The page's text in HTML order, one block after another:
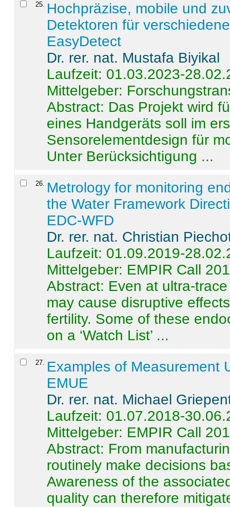
25. Hochpräzise, mobile und
Detektoren für
EasyDetect
Dr. rer. nat. Mustafa Biyikal
Laufzeit: 01.03.2023-
Mittelgeber:
Abstract: Das Projekt wird
eines Handgeräts soll im
Sensorelementdesign für
Unter Berücksichtigung ...
26. Metrology for monitoring
the Water Framework
EDC-WFD
Dr. rer. nat. Christian
Laufzeit: 01.09.2019-
Mittelgeber: EMPIR Call
Abstract: Even at ultra-
may cause disruptive
fertility. Some of these
on a ‘Watch List’ ...
27. Examples of Measurement
EMUE
Dr. rer. nat. Michael
Laufzeit: 01.07.2018-
Mittelgeber: EMPIR Call
Abstract: From
routinely make decisions
Awareness of the
quality can therefore